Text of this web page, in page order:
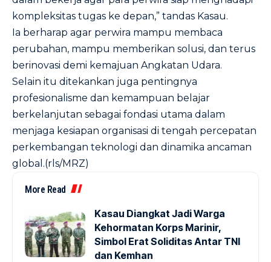
kompleksitas tugas ke depan,” tandas Kasau.
Ia berharap agar perwira mampu membaca
perubahan, mampu memberikan solusi, dan terus
berinovasi demi kemajuan Angkatan Udara.
Selain itu ditekankan juga pentingnya
profesionalisme dan kemampuan belajar
berkelanjutan sebagai fondasi utama dalam
menjaga kesiapan organisasi di tengah percepatan
perkembangan teknologi dan dinamika ancaman
global.(rls/MRZ)
More Read
Kasau Diangkat Jadi Warga
Kehormatan Korps Marinir,
Simbol Erat Soliditas Antar TNI
dan Kemhan